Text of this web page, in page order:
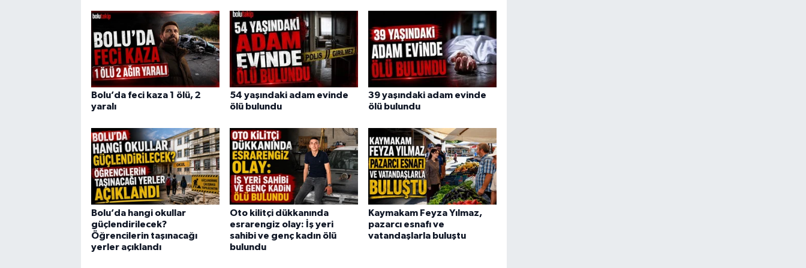
Bolu’da feci kaza 1 ölü, 2
yaralı
54 yaşındaki adam evinde
ölü bulundu
39 yaşındaki adam evinde
ölü bulundu
Bolu’da hangi okullar
güçlendirilecek?
Öğrencilerin taşınacağı
yerler açıklandı
Oto kilitçi dükkanında
esrarengiz olay: İş yeri
sahibi ve genç kadın ölü
bulundu
Kaymakam Feyza Yılmaz,
pazarcı esnafı ve
vatandaşlarla buluştu